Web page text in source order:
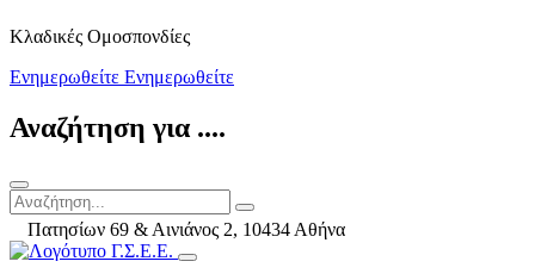
Kλαδικές Ομοσπονδίες
Ενημερωθείτε Ενημερωθείτε
Αναζήτηση για ....
Πατησίων 69 & Αινιάνος 2, 10434 Αθήνα